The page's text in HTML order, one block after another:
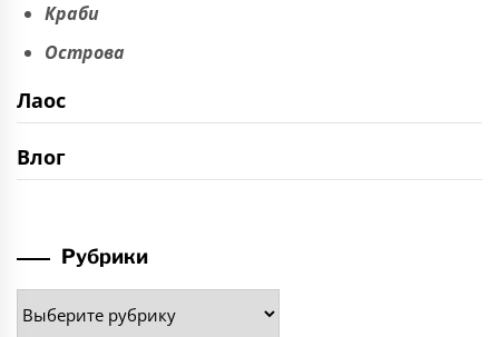
Краби
Острова
Лаос
Влог
Рубрики
Рубрики